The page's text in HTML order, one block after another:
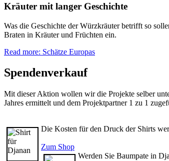
Kräuter mit langer Geschichte
Was die Geschichte der Würzkräuter betrifft so
Braten in Kräuter und Früchten ein.
Read more: Schätze Europas
Spendenverkauf
Mit dieser Aktion wollen wir die Projekte selber
Jahres ermittelt und dem Projektpartner 1 zu 1
Die Kosten für den Druck der Shirts
Zum Shop
Werden Sie Baumpate in